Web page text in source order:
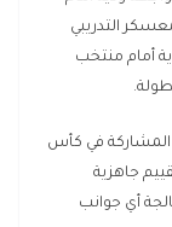
المعسكر التدريبي
أمام منتخب
المشاركة في كأس
جاهزية
أي جوانب